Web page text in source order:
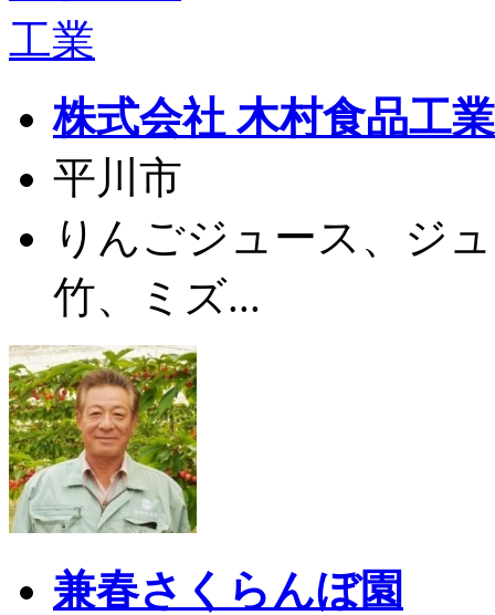
株式会社 木村食品工業
平川市
りんごジュース、ジ
竹、ミズ...
兼春さくらんぼ園